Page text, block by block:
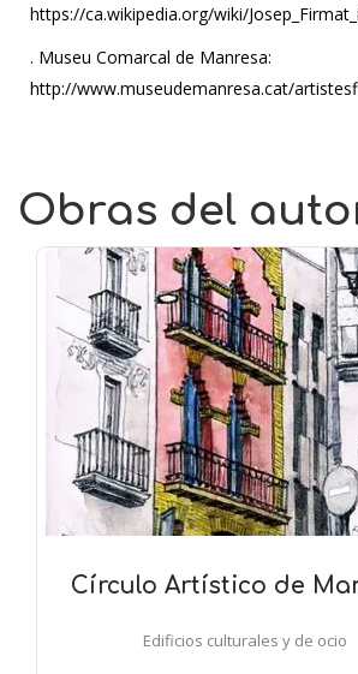
https://ca.wikipedia.org/wiki/
. Museu Comarcal de Manresa:
http://www.museudemanresa.cat/
Obras del
Círculo Artístico de
Edificios culturales y de ocio